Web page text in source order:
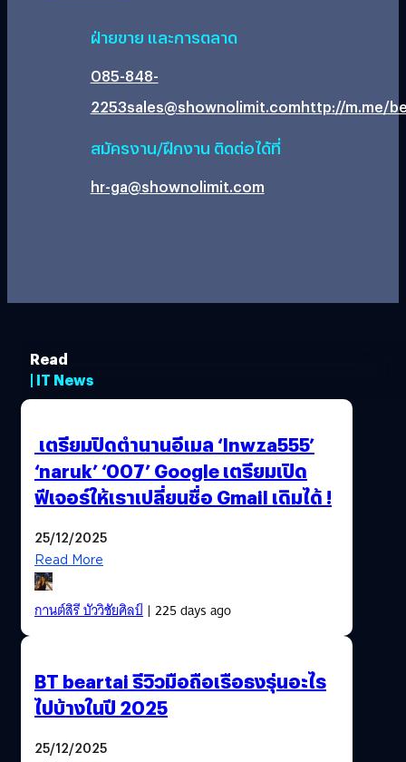
ฝ่ายขาย และการตลาด
085-848-
2253sales@shownolimit.comhttp://m.me/
สมัครงาน/ฝึกงาน ติดต่อได้ที่
hr-ga@shownolimit.com
Read
| IT News
เตรียมปิดตำนานอีเมล ‘lnwza555’
‘naruk’ ‘007’ Google เตรียมเปิด
ฟีเจอร์ให้เราเปลี่ยนชื่อ Gmail เดิมได้ !
25/12/2025
Read More
กานต์สิรี บัววิชัยศิลป์| 225 days ago
BT beartai รีวิวมือถือเรือธงรุ่นอะไร
ไปบ้างในปี 2025
25/12/2025